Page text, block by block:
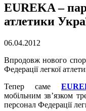
EUREKA –
атлетики
06.04.2012
Впродовж нового
Федерації легкої
Тепер саме
мобільним зв’язком
персонал Федерації